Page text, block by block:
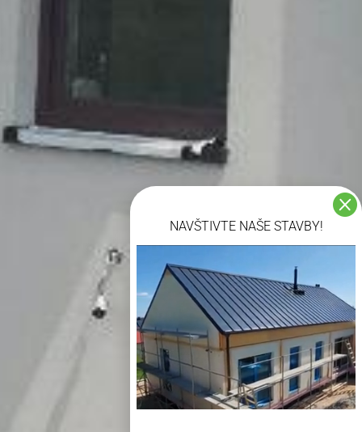
NAVŠTIVTE NAŠE STAVBY!
Video přehrávač
